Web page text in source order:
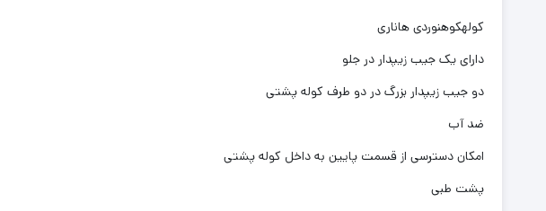
کولهکوهنوردی هاناری
دارای یک جیب زیپدار در جلو
دو جیب زیپدار بزرگ در دو طرف کوله پشتی
ضد آب
امکان دسترسی از قسمت پایین به داخل کوله پشتی
پشت طبی